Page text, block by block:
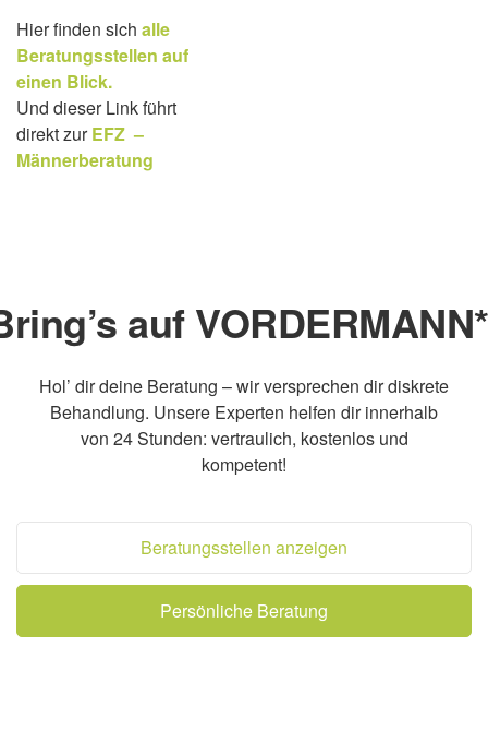
Hier finden sich alle
Beratungsstellen auf
einen Blick.
Und dieser Link führt
direkt zurEFZ –
Männerberatung
auf
Hol’ dir deine Beratung – wir versprechen dir diskrete
Behandlung. Unsere Experten helfen dir innerhalb
von 24 Stunden: vertraulich, kostenlos und
kompetent!
Beratungsstellen anzeigen
Persönliche Beratung